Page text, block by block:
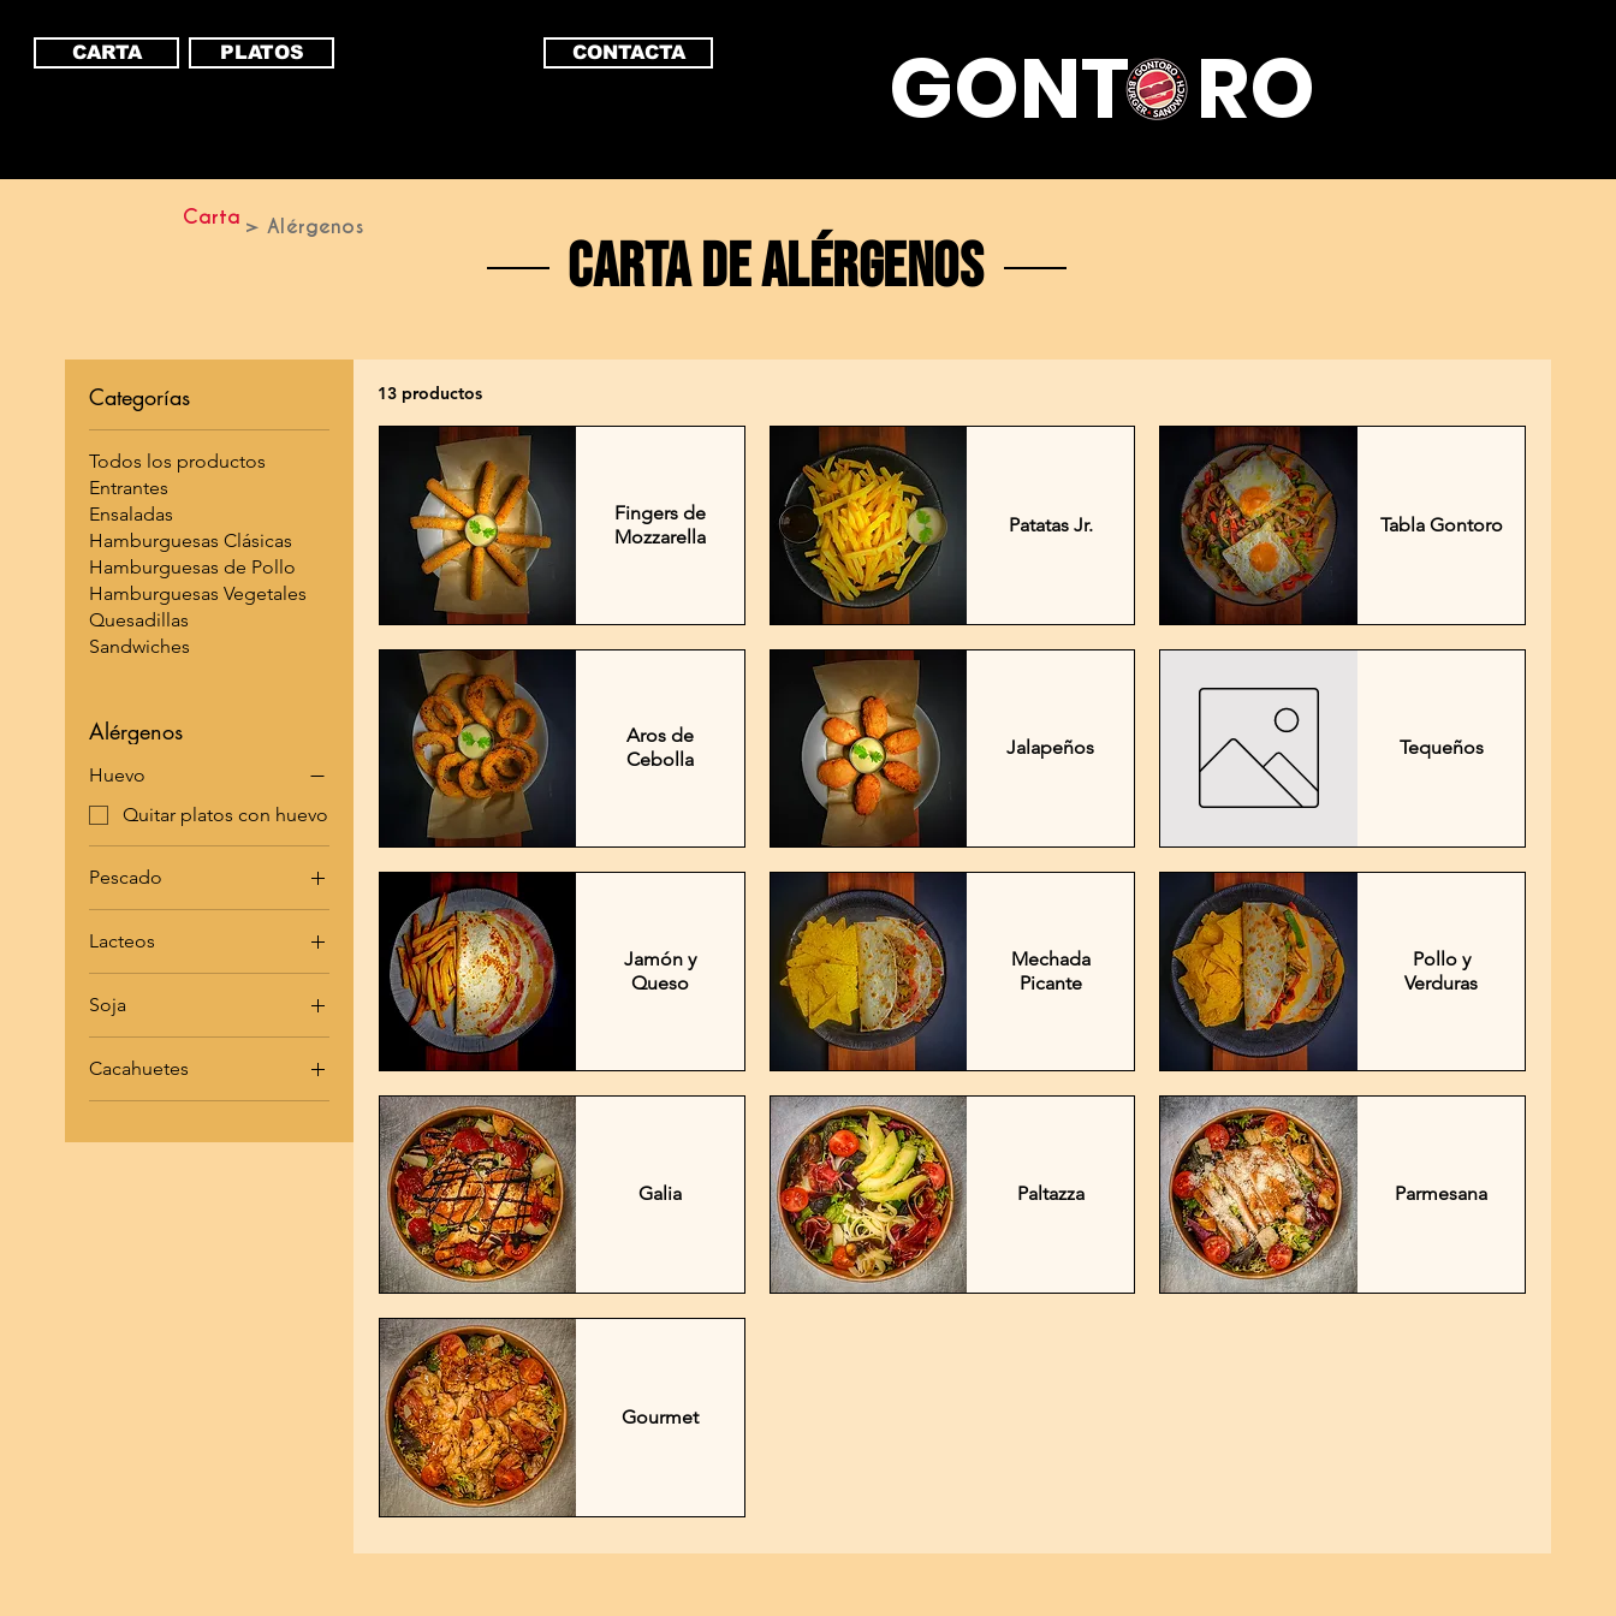
CARTA PLATOS CONTACTA GONT RO
CARTA DE ALÉRGENOS
Carta > Alérgenos
Categorías
Todos los productos
Entrantes
Ensaladas
Hamburguesas Clásicas
Hamburguesas de Pollo
Hamburguesas Vegetales
Quesadillas
Sandwiches
Alérgenos
Huevo
Quitar platos con huevo
Pescado
Quitar platos con
pescado
Lacteos
Quitar platos con
lacteos
Soja
Quitar platos con soja
Cacahuetes
Cacahuetes
13 productos
Fingers de
Mozzarella
Patatas Jr. Tabla Gontoro
Aros de
Cebolla
Jalapeños Tequeños
Jamón y
Queso
Mechada
Picante
Pollo y
Verduras
Galia Paltazza Parmesana
Gourmet